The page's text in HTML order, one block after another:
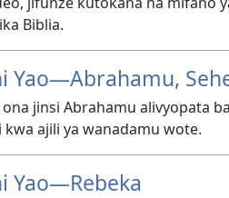
Biblia.
Yao—Abrahamu,
jinsi Abrahamu alivyopata
kwa ajili ya wanadamu wote.
Yao—Rebeka